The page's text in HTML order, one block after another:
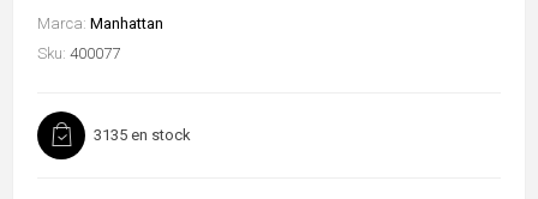
Marca: Manhattan
Sku: 400077
3135 en stock